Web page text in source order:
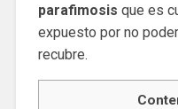
parafimosis que es
expuesto por no
recubre.